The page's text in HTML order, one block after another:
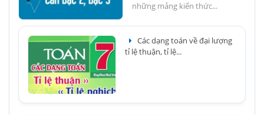
những mảng kiến thức...
Các dạng toán về đại lượng
tỉ lệ thuận, tỉ lệ...